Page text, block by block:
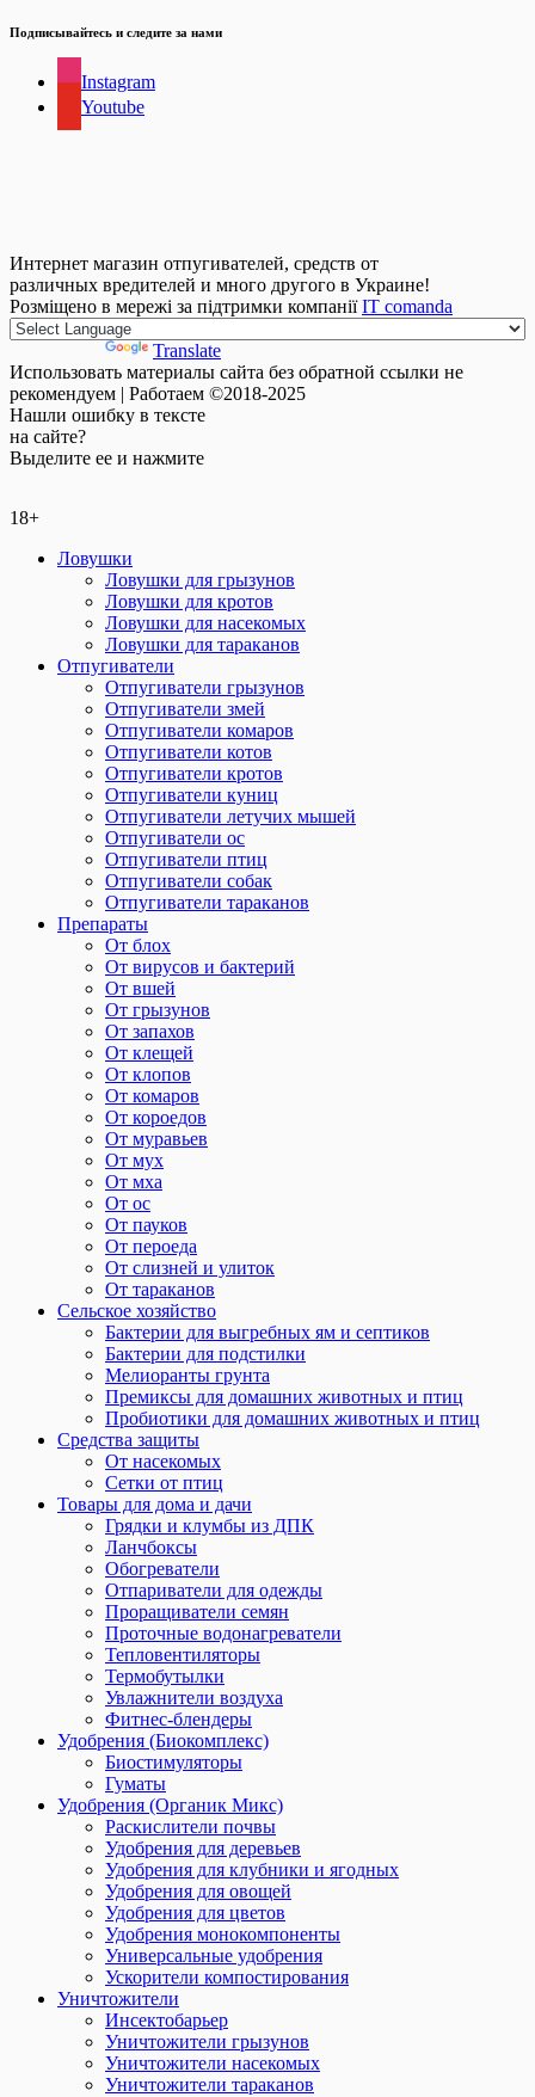
Подписывайтесь и следите за нами
Instagram
Youtube
Интернет магазин отпугивателей, средств от
различных вредителей и много другого в Украине!
Розміщено в мережі за підтримки компаніїIT comanda
Translate
Использовать материалы сайта без обратной ссылки не
рекомендуем | Работаем ©2018-2025
Нашли ошибку в тексте
на сайте?
Выделите ее и нажмите
18+
Ловушки
Ловушки для грызунов
Ловушки для кротов
Ловушки для насекомых
Ловушки для тараканов
Отпугиватели
Отпугиватели грызунов
Отпугиватели змей
Отпугиватели комаров
Отпугиватели котов
Отпугиватели кротов
Отпугиватели куниц
Отпугиватели летучих мышей
Отпугиватели ос
Отпугиватели птиц
Отпугиватели собак
Отпугиватели тараканов
Препараты
От блох
От вирусов и бактерий
От вшей
От грызунов
От запахов
От клещей
От клопов
От комаров
От короедов
От муравьев
От мух
От мха
От ос
От пауков
От пероеда
От слизней и улиток
От тараканов
Сельское хозяйство
Бактерии для выгребных ям и септиков
Бактерии для подстилки
Мелиоранты грунта
Премиксы для домашних животных и птиц
Пробиотики для домашних животных и птиц
Средства защиты
От насекомых
Сетки от птиц
Товары для дома и дачи
Грядки и клумбы из ДПК
Ланчбоксы
Обогреватели
Отпариватели для одежды
Проращиватели семян
Проточные водонагреватели
Тепловентиляторы
Термобутылки
Увлажнители воздуха
Фитнес-блендеры
Удобрения (Биокомплекс)
Биостимуляторы
Гуматы
Удобрения (Органик Микс)
Раскислители почвы
Удобрения для деревьев
Удобрения для клубники и ягодных
Удобрения для овощей
Удобрения для цветов
Удобрения монокомпоненты
Универсальные удобрения
Ускорители компостирования
Уничтожители
Инсектобарьер
Уничтожители грызунов
Уничтожители насекомых
Уничтожители тараканов